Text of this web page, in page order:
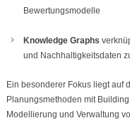
Bewertungsmodelle
Knowledge Graphs
und Nachhaltigkeitsdaten
Ein besonderer Fokus liegt auf
Planungsmethoden mit
Modellierung und Verwaltung